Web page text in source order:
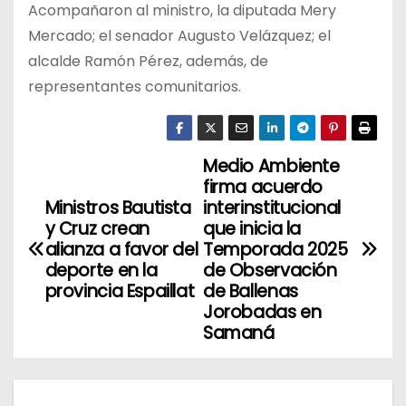
Acompañaron al ministro, la diputada Mery
Mercado; el senador Augusto Velázquez; el
alcalde Ramón Pérez, además, de
representantes comunitarios.
v
Medio Ambiente
firma acuerdo
interinstitucional
que inicia la
Temporada 2025
de Observación
de Ballenas
Jorobadas en
Samaná
Ministros Bautista
y Cruz crean
alianza a favor del
deporte en la
provincia Espaillat